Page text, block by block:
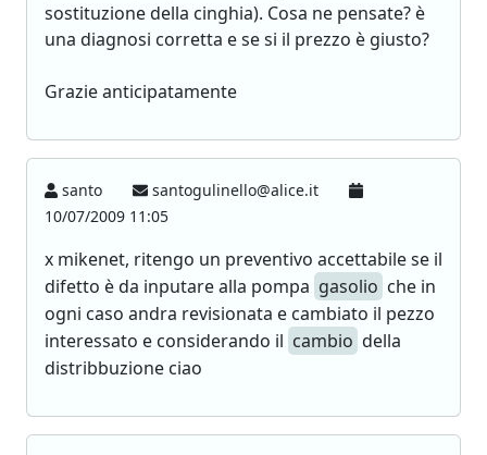
sostituzione della cinghia). Cosa ne pensate? è
una diagnosi corretta e se si il prezzo è giusto?
Grazie anticipatamente
santo
santogulinello@alice.it
10/07/2009 11:05
x mikenet, ritengo un preventivo accettabile se il
difetto è da inputare alla pompa gasolio che in
ogni caso andra revisionata e cambiato il pezzo
interessato e considerando il cambio della
distribbuzione ciao